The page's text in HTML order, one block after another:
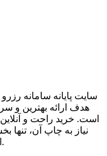
سایت پایانه سامانه
هدف ارائه بهترین و
است. خرید راحت و آنلاین
نیاز به چاپ آن، تنها
اتوبوسی از سال ۷۳ تا به امروز بوده است.